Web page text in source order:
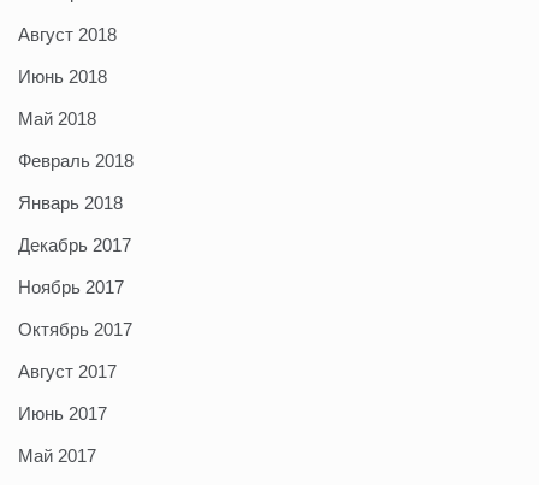
Август 2018
Июнь 2018
Май 2018
Февраль 2018
Январь 2018
Декабрь 2017
Ноябрь 2017
Октябрь 2017
Август 2017
Июнь 2017
Май 2017